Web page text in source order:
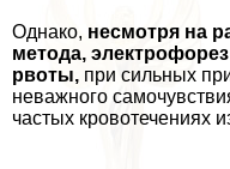
Однако, несмотря на
метода,
рвоты, при сильных
неважного
частых кровотечениях